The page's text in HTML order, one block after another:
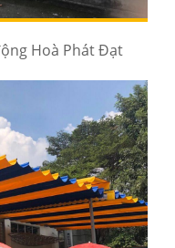
Hoà Phát Đạt